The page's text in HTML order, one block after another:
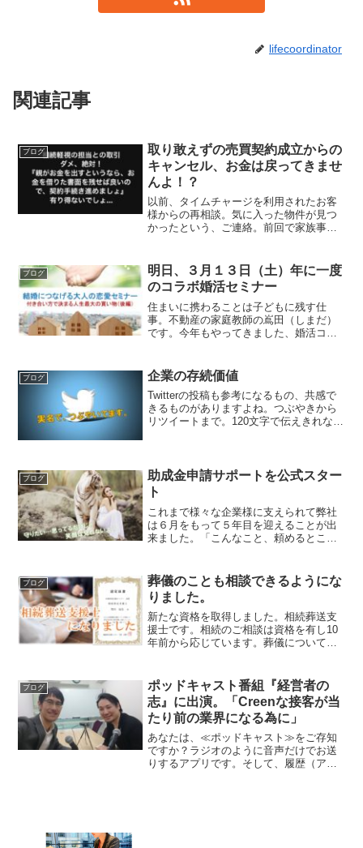
lifecoordinator
関連記事
ブログ
取り敢えずの売買契約成立からの
キャンセル、お金は戻ってきませ
んよ！？
以前、タイムチャージを利用されたお客
様からの再相談。気に入った物件が見つ
かったという、ご連絡。前回で家族事情
かも、物件を押さえるには『収入印紙の
用意、何百万円ものお金の...
ブログ
明日、３月１３日（土）年に一度
のコラボ婚活セミナー
住まいに携わることは子どもに残す仕
事。不動産の家庭教師の嶌田（しまだ）
です。今年もやってきました、婚活コン
人の恋愛セミナー』今年もお声掛けくだ
さり、本当にありがとうご...
ブログ 企業の存続価値
Twitterの投稿も参考になるもの、共感で
きるものがありますよね。つぶやきから
リツイートまで。120文字で伝えきれない
ブログ
助成金申請サポートを公式スター
ト
これまで様々な企業様に支えられて弊社
は６月をもって５年目を迎えることが出
来ました。「こんなこと、頼めるところ
に渡り専門家をご紹介させて頂きまし
た。結果、各案件において好...
ブログ
葬儀のことも相談できるようにな
りました。
新たな資格を取得しました。相続葬送支
援士です。相続のご相談は資格を有し10
年前から応じています。葬儀については
りを担えるようになりたいと考えまし
た。私自身、相場の2倍を...
ブログ
ポッドキャスト番組『経営者の
志』に出演。「Creenな接客が当
たり前の業界になる為に」
あなたは、≪ポッドキャスト≫をご存知
ですか？ラジオのように音声だけでお送
りするアプリです。そして、履歴（アー